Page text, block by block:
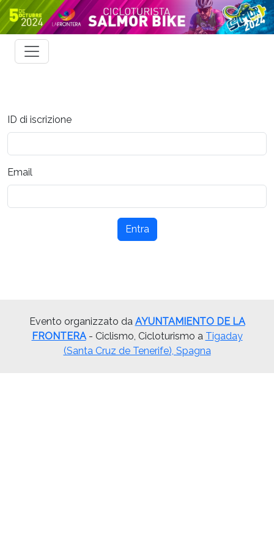
ID di iscrizione
Email
Entra
Evento organizzato da AYUNTAMIENTO DE LA
FRONTERA- Ciclismo, Cicloturismo a Tigaday
(Santa Cruz de Tenerife), Spagna